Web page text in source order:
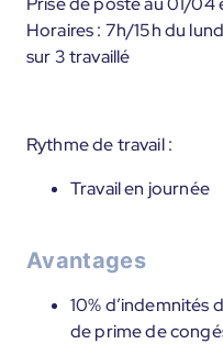
Horaires : 7h/15h du
sur 3 travaillé
Rythme de travail :
Travail en journée
Avantages
10% d’indemnités
de prime de